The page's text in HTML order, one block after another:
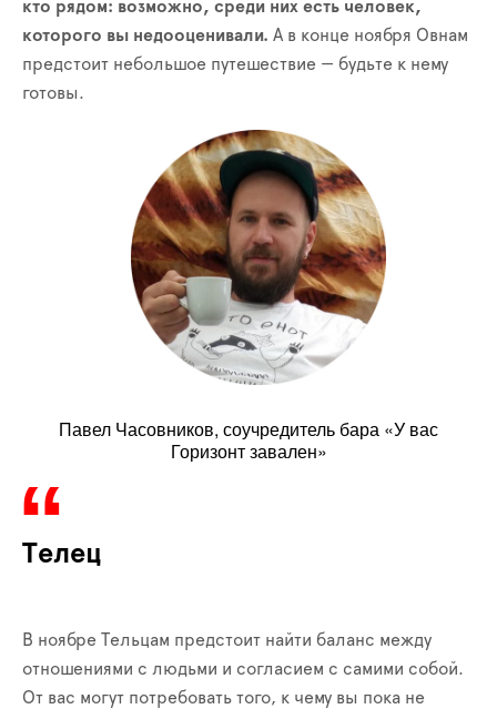
кто рядом: возможно, среди них есть человек,
которого вы недооценивали. А в конце ноября Овнам
предстоит небольшое путешествие — будьте к нему
готовы.
Павел Часовников, соучредитель бара «У вас
Горизонт завален»
Телец
В ноябре Тельцам предстоит найти баланс между
отношениями с людьми и согласием с самими собой.
От вас могут потребовать того, к чему вы пока не